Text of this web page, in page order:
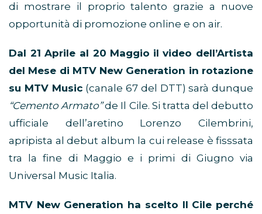
di mostrare il proprio talento grazie a nuove
opportunità di promozione online e on air.
Dal 21 Aprile al 20 Maggio il video dell’Artista
del Mese di MTV New Generation in rotazione
su MTV Music (canale 67 del DTT) sarà dunque
“Cemento Armato”de Il Cile. Si tratta del debutto
ufficiale dell’aretino Lorenzo Cilembrini,
apripista al debut album la cui release è fisssata
tra la fine di Maggio e i primi di Giugno via
Universal Music Italia.
MTV New Generation ha scelto Il Cile perché